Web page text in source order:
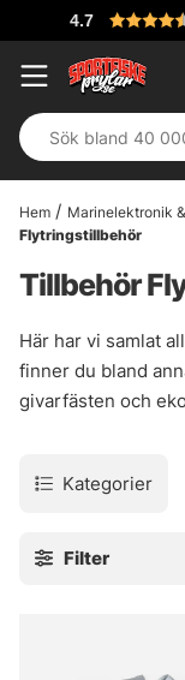
Baserat på 1157 betyg
Hem Marinelektronik
Flytringstillbehör
Tillbehör
Här har vi samlat
finner du bland
givarfästen och
Kategorier
Filter